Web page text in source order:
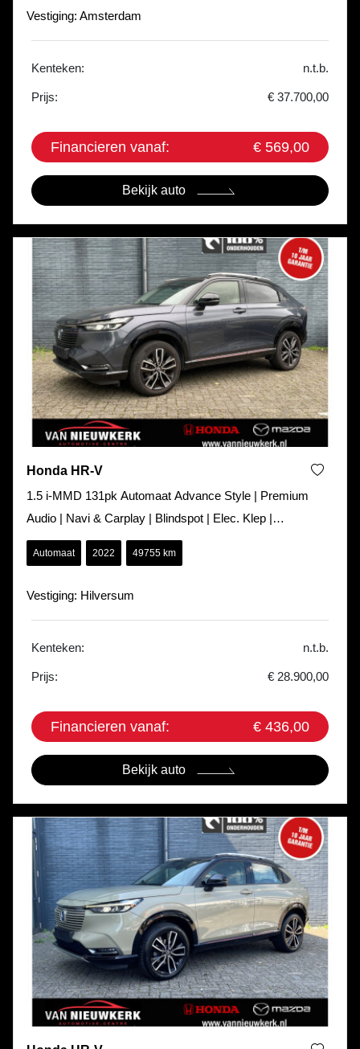
Vestiging: Amsterdam
Kenteken: n.t.b.
Prijs: € 37.700,00
Financieren vanaf: € 569,00
Bekijk auto
Honda HR-V
1.5 i-MMD 131pk Automaat Advance Style | Premium
Audio | Navi & Carplay | Blindspot | Elec. Klep |
Stoel&Stuur Verwarming |
Automaat 2022 49755 km
Vestiging: Hilversum
Kenteken: n.t.b.
Prijs: € 28.900,00
Financieren vanaf: € 436,00
Bekijk auto